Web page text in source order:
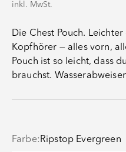
inkl. MwSt.
Die Chest Pouch.
Kopfhörer — alles vorn,
Pouch ist so leicht, dass
brauchst.
Farbe:Ripstop Evergreen